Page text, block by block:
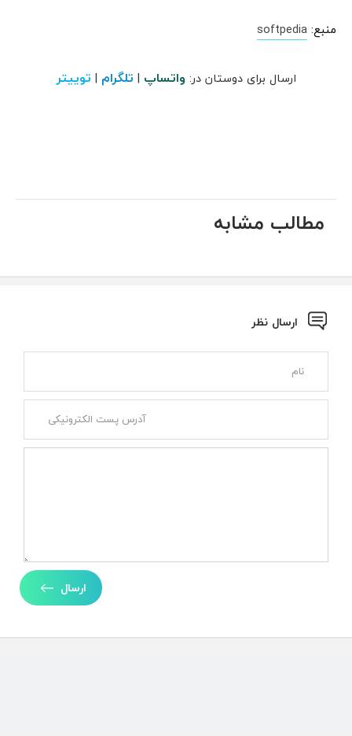
منبع: softpedia
ارسال برای دوستان در: واتساپ | تلگرام | توییتر
مطالب مشابه
ارسال نظر
ارسال